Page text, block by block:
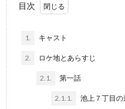
目次
1. キャスト
2. ロケ地とあらすじ
2.1. 第一話
2.1.1. 池上７丁目の